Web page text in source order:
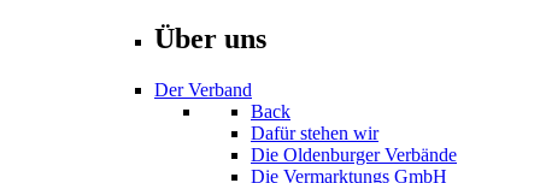
Über uns
Der Verband
Back
Dafür stehen wir
Die Oldenburger Verbände
Die Vermarktungs GmbH